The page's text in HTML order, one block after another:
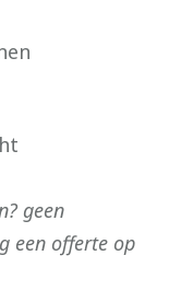
geen
een offerte op